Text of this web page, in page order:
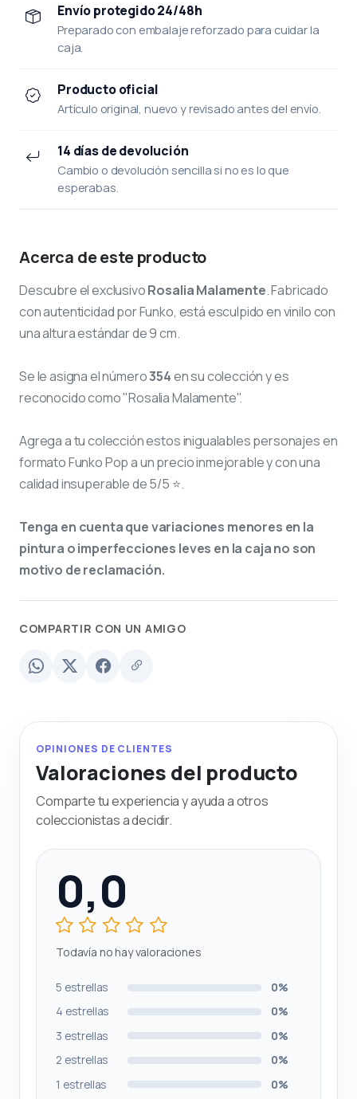
Envío protegido 24/48h
Preparado con embalaje reforzado para cuidar la
caja.
Producto oficial
Artículo original, nuevo y revisado antes del envío.
14 días de devolución
Cambio o devolución sencilla si no es lo que
esperabas.
Acerca de este producto
Descubre el exclusivoRosalia Malamente. Fabricado
con autenticidad por Funko, está esculpido en vinilo con
una altura estándar de 9 cm.
Se le asigna el número354en su colección y es
reconocido como "Rosalia Malamente".
Agrega a tu colección estos inigualables personajes en
formato Funko Pop a un precio inmejorable y con una
calidad insuperable de 5/5 ⭐.
Tenga en cuenta que variaciones menores en la
pintura o imperfecciones leves en la caja no son
motivo de reclamación.
COMPARTIR CON UN AMIGO
OPINIONES DE CLIENTES
Valoraciones del producto
Comparte tu experiencia y ayuda a otros
coleccionistas a decidir.
0,0
Todavía no hay valoraciones
5 estrellas
0%
4 estrellas
0%
3 estrellas
0%
2 estrellas
0%
1 estrellas
0%